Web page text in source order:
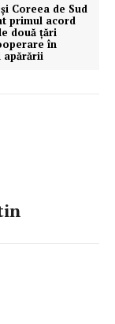
Coreea de Sud
primul acord
două țări
în
apărării